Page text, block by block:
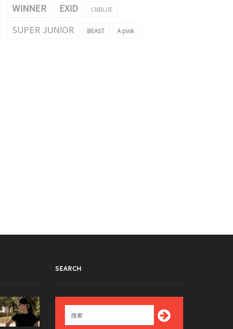
WINNER
EXID CNBLUE
SUPER JUNIOR BEAST A pink
SEARCH